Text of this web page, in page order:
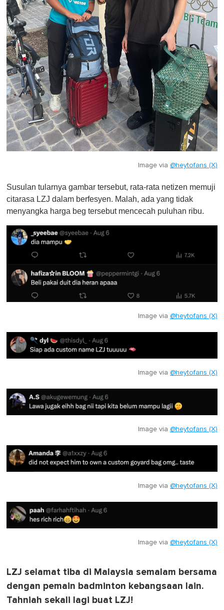
Image via @heytofans (X)
Susulan tularnya gambar tersebut, rata-rata netizen memuji
citarasa LZJ dalam berfesyen. Malah, ada yang tidak
menyangka harga beg tersebut mencecah puluhan ribu.
Image via @heytofans (X)
Image via @heytofans (X)
Image via @heytofans (X)
Image via @heytofans (X)
Image via @heytofans (X)
LZJ selamat tiba di Malaysia semalam bersama
dengan pemain badminton kebangsaan lain.
Tahniah sekali lagi buat LZJ!